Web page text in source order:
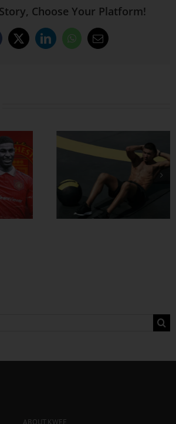
Choose Your Platform!
X LinkedInWhatsApp
Email
ရောက်
အဆီ
ျဖို့
ABOUT KWEE